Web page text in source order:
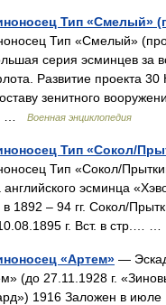
Тип «Смелый»
Тип «Смелый»
серия эсминцев за
Развитие проекта 30
зенитного
…
Военная энциклопедия
Тип «Сокол/
Тип «Сокол/
английского эсминца
1892 – 94 гг. Сокол/
г. Вст. в стр.… …
«Артем» —
(до 27.11.1928 г.
1916 Заложен в июле